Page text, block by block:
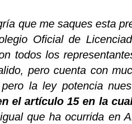
que me saques esta
Oficial de
todos los
pero cuenta con
la ley potencia
el artículo 15 en la
que ha ocurrida en